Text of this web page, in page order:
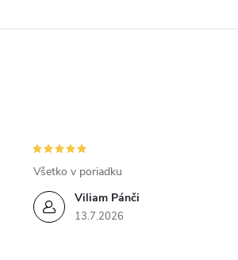
Viliam Pánči
13.7.2026
Všetko v poriadku